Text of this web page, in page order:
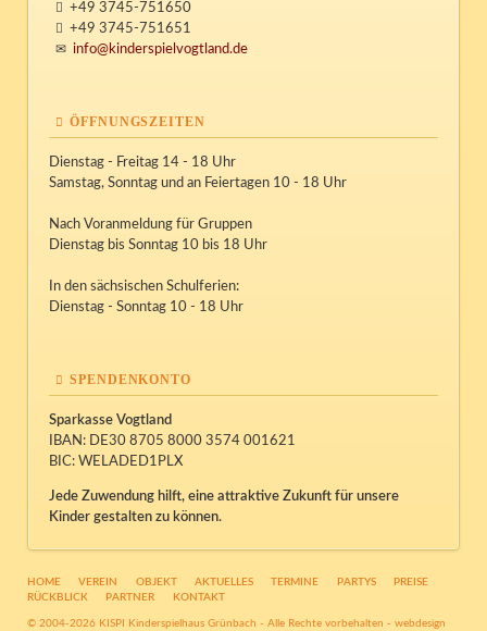
+49 3745-751650
+49 3745-751651
info@kinderspielvogtland.de
ÖFFNUNGSZEITEN
Dienstag - Freitag 14 - 18 Uhr
Samstag, Sonntag und an Feiertagen 10 - 18 Uhr
Nach Voranmeldung für Gruppen
Dienstag bis Sonntag 10 bis 18 Uhr
In den sächsischen Schulferien:
Dienstag - Sonntag 10 - 18 Uhr
SPENDENKONTO
Sparkasse Vogtland
IBAN: DE30 8705 8000 3574 001621
BIC: WELADED1PLX
Jede Zuwendung hilft, eine attraktive Zukunft für unsere
Kinder gestalten zu können.
NAVIGATION
ÜBERSPRINGEN
HOME VEREIN OBJEKT AKTUELLES TERMINE PARTYS
PREISE
RÜCKBLICK
PARTNER KONTAKT
© 2004-2026 KISPI Kinderspielhaus Grünbach - Alle Rechte vorbehalten - webdesign